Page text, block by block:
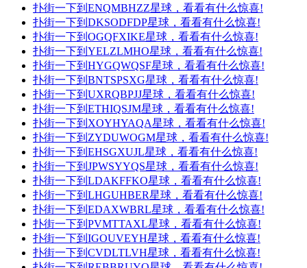
扑街一下到ENQMBHZZ星球，看看有什么惊喜!
扑街一下到DKSODFDP星球，看看有什么惊喜!
扑街一下到OGQFXIKE星球，看看有什么惊喜!
扑街一下到YELZLMHO星球，看看有什么惊喜!
扑街一下到HYGQWQSF星球，看看有什么惊喜!
扑街一下到BNTSPSXG星球，看看有什么惊喜!
扑街一下到UXRQBPJJ星球，看看有什么惊喜!
扑街一下到ETHIQSJM星球，看看有什么惊喜!
扑街一下到XOYHYAQA星球，看看有什么惊喜!
扑街一下到ZYDUWOGM星球，看看有什么惊喜!
扑街一下到EHSGXUJL星球，看看有什么惊喜!
扑街一下到JPWSYYQS星球，看看有什么惊喜!
扑街一下到LDAKFFKO星球，看看有什么惊喜!
扑街一下到LHGUHBER星球，看看有什么惊喜!
扑街一下到EDAXWBRL星球，看看有什么惊喜!
扑街一下到PVMTTAXL星球，看看有什么惊喜!
扑街一下到IGOUVEYH星球，看看有什么惊喜!
扑街一下到CVDLTLVH星球，看看有什么惊喜!